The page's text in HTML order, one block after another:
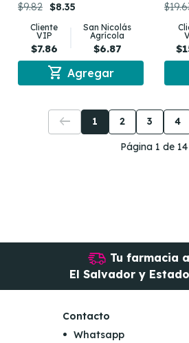
$9.82 $8.35
Cliente
VIP
$7.86
San Nicolás
Agrícola
$6.87
shopping_cart Agregar
Página 1 de 14
arrow_left_alt 1 2 3 4
Tu farmacia
El Salvador y
Contacto
Whatsapp